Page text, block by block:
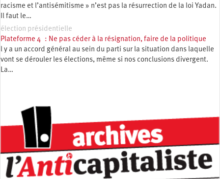
racisme et l’antisémitisme » n’est pas la résurrection de la loi Yadan.
Il faut le…
élection présidentielle
Plateforme 4 : Ne pas céder à la résignation, faire de la politique
l y a un accord général au sein du parti sur la situation dans laquelle
vont se dérouler les élections, même si nos conclusions divergent.
La…